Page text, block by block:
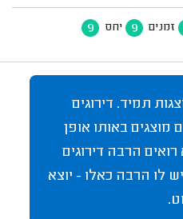
זמנים 9 יחס 9
תמיד. דירוגים
מוצגים באותו אופן
הרבה דירוגים
לו הרבה כאלו - יוצא